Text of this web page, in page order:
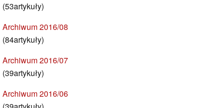
(53artykuły)
Archiwum 2016/08
(84artykuły)
Archiwum 2016/07
(39artykuły)
Archiwum 2016/06